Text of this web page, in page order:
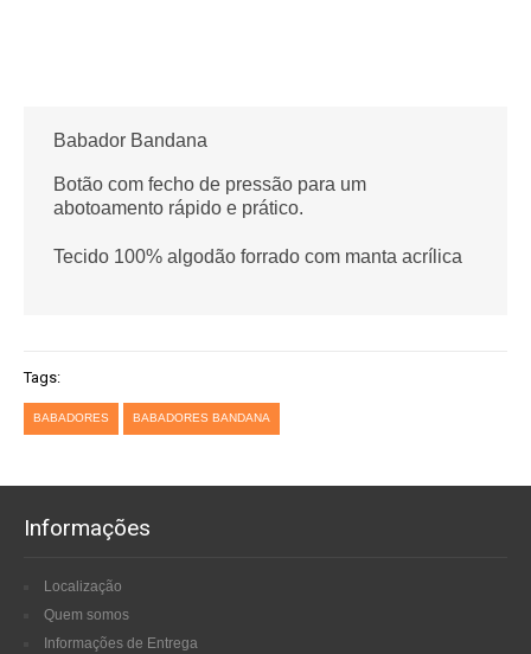
Babador Bandana
Botão com fecho de pressão para um
abotoamento rápido e prático.
Tecido 100% algodão forrado com manta acrílica
Tags:
BABADORES BABADORES BANDANA
Informações
Localização
Quem somos
Informações de Entrega